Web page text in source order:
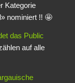
Kategorie
nominiert !! 🤩
das Public
auf alle